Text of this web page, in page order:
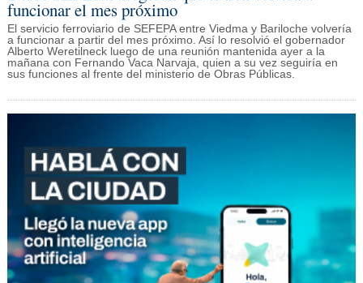
funcionar el mes próximo
El servicio ferroviario de SEFEPA entre Viedma y Bariloche volvería
a funcionar a partir del mes próximo. Así lo resolvió el gobernador
Alberto Weretilneck luego de una reunión mantenida ayer a la
mañana con Fernando Vaca Narvaja, quien a su vez seguiría en
sus funciones al frente del ministerio de Obras Públicas.